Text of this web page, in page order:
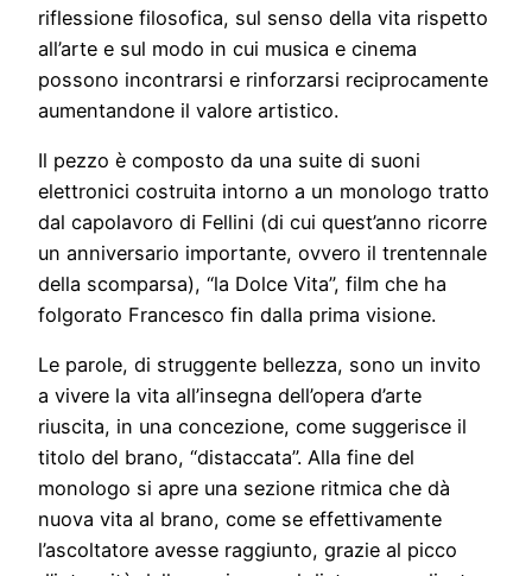
riflessione filosofica, sul senso della vita rispetto
all’arte e sul modo in cui musica e cinema
possono incontrarsi e rinforzarsi reciprocamente
aumentandone il valore artistico.
Il pezzo è composto da una suite di suoni
elettronici costruita intorno a un monologo tratto
dal capolavoro di Fellini (di cui quest’anno ricorre
un anniversario importante, ovvero il trentennale
della scomparsa), “la Dolce Vita”, film che ha
folgorato Francesco fin dalla prima visione.
Le parole, di struggente bellezza, sono un invito
a vivere la vita all’insegna dell’opera d’arte
riuscita, in una concezione, come suggerisce il
titolo del brano, “distaccata”. Alla fine del
monologo si apre una sezione ritmica che dà
nuova vita al brano, come se effettivamente
l’ascoltatore avesse raggiunto, grazie al picco